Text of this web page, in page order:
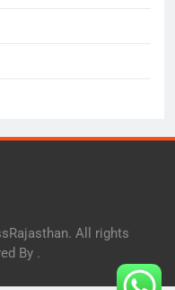
All rights
By .